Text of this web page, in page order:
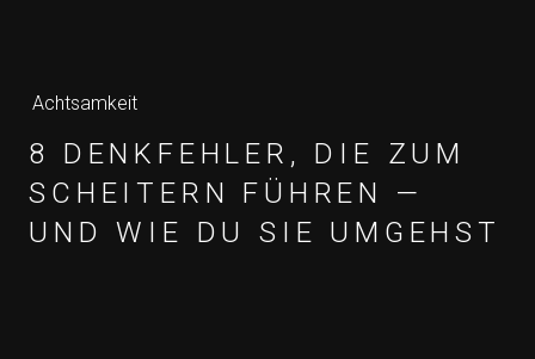
Achtsamkeit
8 DENKFEHLER, DIE ZUM
SCHEITERN FÜHREN —
UND WIE DU SIE UMGEHST